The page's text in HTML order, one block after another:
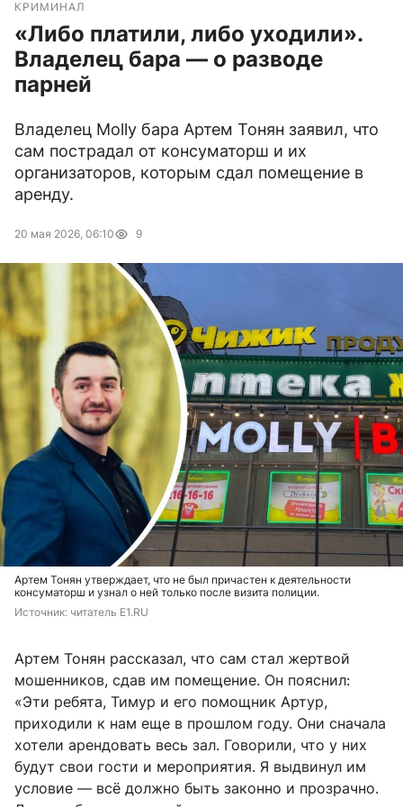
КРИМИНАЛ
«Либо платили, либо уходили».
Владелец бара — о разводе
парней
Владелец Molly бара Артем Тонян заявил, что
сам пострадал от консуматорш и их
организаторов, которым сдал помещение в
аренду.
20 мая 2026, 06:10 9
Артем Тонян утверждает, что не был причастен к деятельности
консуматорш и узнал о ней только после визита полиции.
Источник: читатель E1.RU
Артем Тонян рассказал, что сам стал жертвой
мошенников, сдав им помещение. Он пояснил:
«Эти ребята, Тимур и его помощник Артур,
приходили к нам еще в прошлом году. Они сначала
хотели арендовать весь зал. Говорили, что у них
будут свои гости и мероприятия. Я выдвинул им
условие — всё должно быть законно и прозрачно.